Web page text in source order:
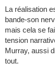
La réalisation
bande-son
mais cela se
tension
Murray, aussi
tout.